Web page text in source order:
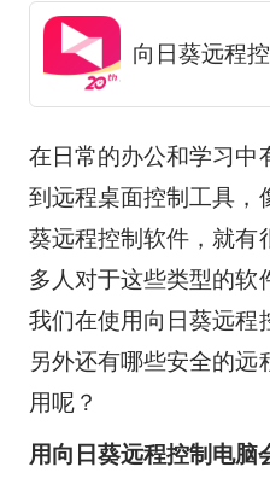
向日葵远程
在日常的办公和学习中
到远程桌面控制工具，
葵远程控制软件，就有
多人对于这些类型的软
我们在使用向日葵远程
另外还有哪些安全的远
用呢？
用向日葵远程控制电脑